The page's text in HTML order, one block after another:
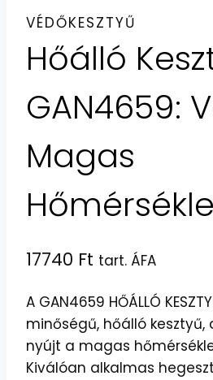
VÉDŐKESZTYŰ
Hőálló
GAN4659:
Magas
17740 Ft tart. ÁFA
A GAN4659 HŐÁLLÓ
minőségű, hőálló
nyújt a magas
Kiválóan alkalmas